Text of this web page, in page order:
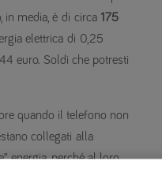
in media, è di circa 175
elettrica di 0,25
euro. Soldi che potresti
quando il telefono non
collegati alla
energia, perché al loro